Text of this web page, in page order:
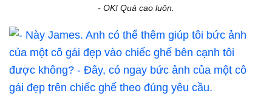
- OK! Quá cao luôn.